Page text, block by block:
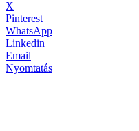
X
Pinterest
WhatsApp
Linkedin
Email
Nyomtatás